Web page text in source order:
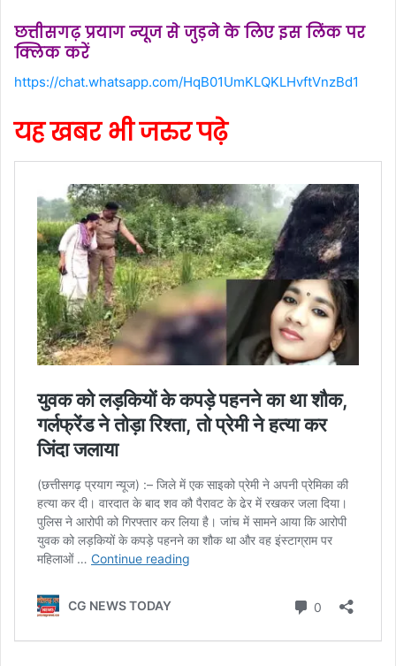
छत्तीसगढ़ प्रयाग न्यूज से जुड़ने के लिए इस लिंक पर
क्लिक करें
https://chat.whatsapp.com/HqB01UmKLQKLHvftVnzBd1
यह खबर भी जरुर पढ़े